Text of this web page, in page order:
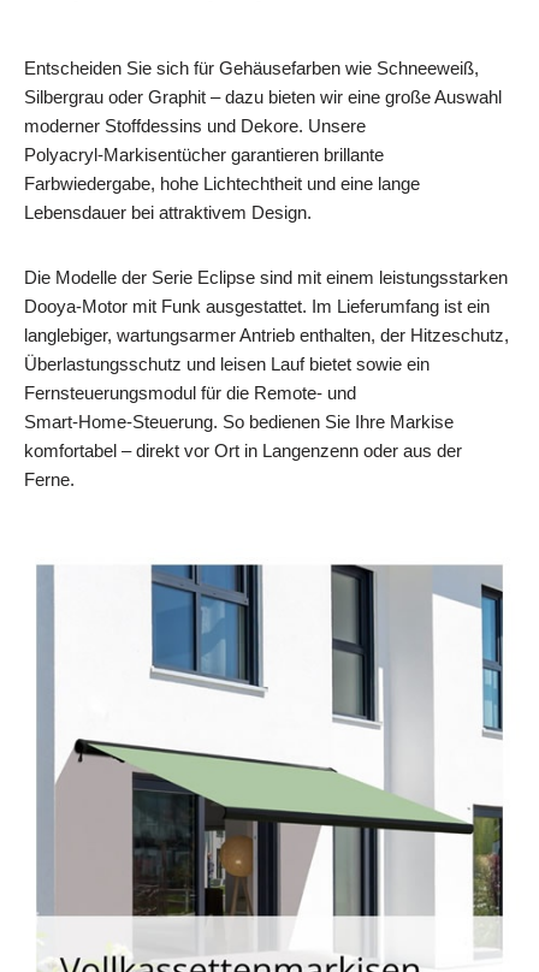
Entscheiden Sie sich für Gehäusefarben wie Schneeweiß,
Silbergrau oder Graphit – dazu bieten wir eine große Auswahl
moderner Stoffdessins und Dekore. Unsere
Polyacryl‑Markisentücher garantieren brillante
Farbwiedergabe, hohe Lichtechtheit und eine lange
Lebensdauer bei attraktivem Design.
Die Modelle der Serie Eclipse sind mit einem leistungsstarken
Dooya‑Motor mit Funk ausgestattet. Im Lieferumfang ist ein
langlebiger, wartungsarmer Antrieb enthalten, der Hitzeschutz,
Überlastungsschutz und leisen Lauf bietet sowie ein
Fernsteuerungsmodul für die Remote‑ und
Smart‑Home‑Steuerung. So bedienen Sie Ihre Markise
komfortabel – direkt vor Ort in Langenzenn oder aus der
Ferne.